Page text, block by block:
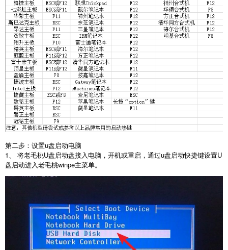
第二步：设置u盘启动电脑
1、 将老毛桃U盘启动盘接入电脑，开机或重启，通过u盘启动快捷键设置U
盘启动进入老毛桃winpe主菜单。